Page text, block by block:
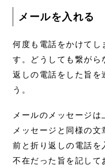
メールを入れる
何度も電話をかけてし
す。どうしても繋がら
返しの電話をした旨を
う。
メールのメッセージ
メッセージと同様の
前と折り返しの電話を
不在だった旨を記して